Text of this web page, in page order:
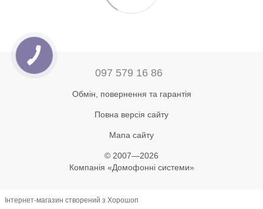
097 579 16 86
Обмін, повернення та гарантія
Повна версія сайту
Мапа сайту
© 2007—2026
Компанія «Домофонні системи»
Інтернет-магазин створений з Хорошоп